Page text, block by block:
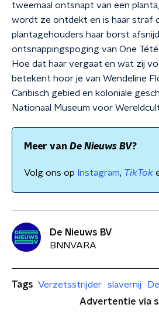
tweemaal ontsnapt van een
wordt ze ontdekt en is haar straf
plantagehouders haar borst
ontsnappingspoging van One
Hoe dat haar vergaat en wat zij
betekent hoor je van Wendeline
Caribisch gebied en koloniale
Nationaal Museum voor
Meer van De Nieuws BV?
Volg ons op Instagram, TikTok
De Nieuws BV
BNNVARA
Tags Verzetsstrijder slavernij
Advertentie via